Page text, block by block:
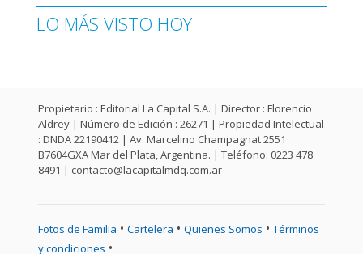
LO MÁS VISTO HOY
Propietario : Editorial La Capital S.A. | Director : Florencio
Aldrey | Número de Edición : 26271 | Propiedad Intelectual
: DNDA 22190412 | Av. Marcelino Champagnat 2551
B7604GXA Mar del Plata, Argentina. | Teléfono: 0223 478
8491 | contacto@lacapitalmdq.com.ar
Fotos de Familia • Cartelera • Quienes Somos • Términos
y condiciones •